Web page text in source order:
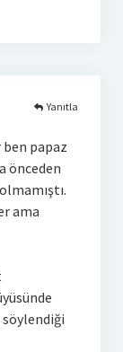
papaz
önceden
ama
söylendiği
Yanıtla